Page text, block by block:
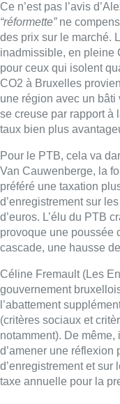
Ce n’est pas l’avis
“réformette”ne
des prix sur le marché.
inadmissible, en pleine
pour ceux qui isolent
CO2 à Bruxelles
une région avec un bâti
se creuse par rapport à
taux bien plus
Pour le PTB, cela va
Van Cauwenberge, la
préféré une taxation
d’enregistrement sur
d’euros. L’élu du PTB
provoque une poussée
cascade, une hausse
Céline Fremault (Les
gouvernement
l’abattement
(critères sociaux et
notamment). De
d’amener une
d’enregistrement et sur
taxe annuelle pour la